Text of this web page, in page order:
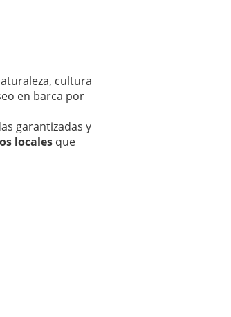
cultura
en barca por
garantizadas y
locales que